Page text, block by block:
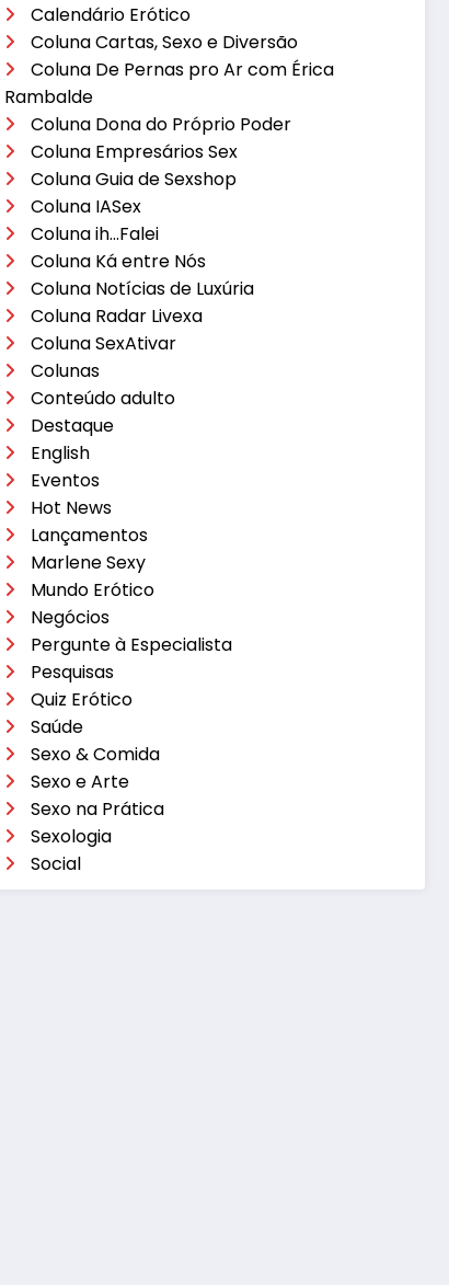
Calendário Erótico
Coluna Cartas, Sexo e Diversão
Coluna De Pernas pro Ar com Érica
Rambalde
Coluna Dona do Próprio Poder
Coluna Empresários Sex
Coluna Guia de Sexshop
Coluna IASex
Coluna ih…Falei
Coluna Ká entre Nós
Coluna Notícias de Luxúria
Coluna Radar Livexa
Coluna SexAtivar
Colunas
Conteúdo adulto
Destaque
English
Eventos
Hot News
Lançamentos
Marlene Sexy
Mundo Erótico
Negócios
Pergunte à Especialista
Pesquisas
Quiz Erótico
Saúde
Sexo & Comida
Sexo e Arte
Sexo na Prática
Sexologia
Social